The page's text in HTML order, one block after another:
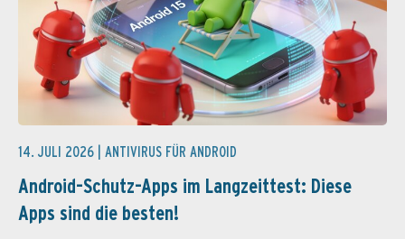
14. JULI 2026 | ANTIVIRUS FÜR ANDROID
Android-Schutz-Apps im Langzeittest: Diese
Apps sind die besten!